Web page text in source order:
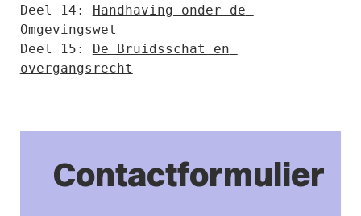
Deel 14: Handhaving onder de
Omgevingswet
Deel 15: De Bruidsschat en
overgangsrecht
Contactformulier